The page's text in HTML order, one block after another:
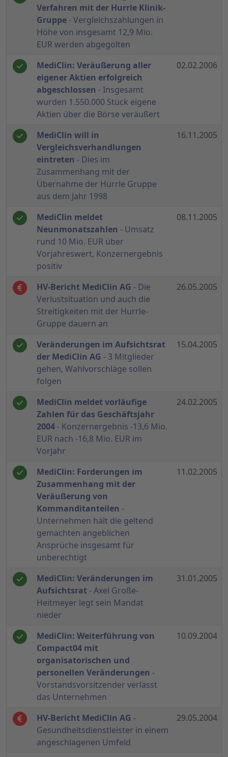
Verfahren mit der Hurrle Klinik-
Gruppe - Vergleichszahlungen in
Höhe von insgesamt 12,9 Mio.
EUR werden abgegolten
MediClin: Veräußerung aller
eigener Aktien erfolgreich
abgeschlossen - Insgesamt
wurden 1.550.000 Stück eigene
Aktien über die Börse veräußert
02.02.2006
MediClin will in
Vergleichsverhandlungen
eintreten - Dies im
Zusammenhang mit der
Übernahme der Hurrle Gruppe
aus dem Jahr 1998
16.11.2005
MediClin meldet
Neunmonatszahlen - Umsatz
rund 10 Mio. EUR über
Vorjahreswert, Konzernergebnis
positiv
08.11.2005
HV-Bericht MediClin AG - Die
Verlustsituation und auch die
Streitigkeiten mit der Hurrle-
Gruppe dauern an
26.05.2005
Veränderungen im Aufsichtsrat
der MediClin AG - 3 Mitglieder
gehen, Wahlvorschläge sollen
folgen
15.04.2005
MediClin meldet vorläufige
Zahlen für das Geschäftsjahr
2004 - Konzernergebnis -13,6 Mio.
EUR nach -16,8 Mio. EUR im
Vorjahr
24.02.2005
MediClin: Forderungen im
Zusammenhang mit der
Veräußerung von
Kommanditanteilen -
Unternehmen hält die geltend
gemachten angeblichen
Ansprüche insgesamt für
unberechtigt
11.02.2005
MediClin: Veränderungen im
Aufsichtsrat - Axel Große-
Heitmeyer legt sein Mandat
nieder
31.01.2005
MediClin: Weiterführung von
Compact04 mit
organisatorischen und
personellen Veränderungen -
Vorstandsvorsitzender verlässt
das Unternehmen
10.09.2004
HV-Bericht MediClin AG -
Gesundheitsdienstleister in einem
angeschlagenen Umfeld
29.05.2004